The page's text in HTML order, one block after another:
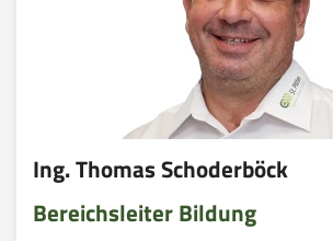
Ing. Thomas Schoderböck
Bereichsleiter Bildung